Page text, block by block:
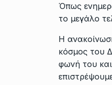
Όπως
το μεγάλο
Η
κόσμος του
φωνή του